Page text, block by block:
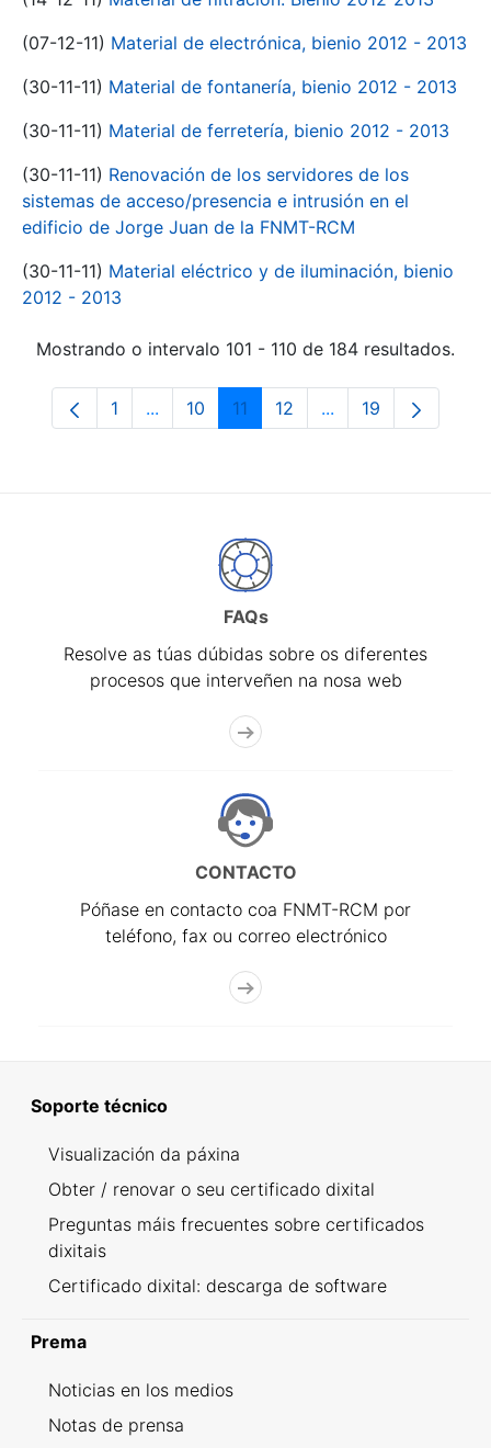
(07-12-11) Material de electrónica, bienio 2012 - 2013
(30-11-11) Material de fontanería, bienio 2012 - 2013
(30-11-11) Material de ferretería, bienio 2012 - 2013
(30-11-11) Renovación de los servidores de los
sistemas de acceso/presencia e intrusión en el
edificio de Jorge Juan de la FNMT-RCM
(30-11-11) Material eléctrico y de iluminación, bienio
2012 - 2013
Mostrando o intervalo 101 - 110 de 184 resultados.
Páxina
1 ...Páxinas intermedias Use pestaña para
Páxina
10 Páxina
11 Páxina
12 ...PáxinasPáxina
19
FAQs
Resolve as túas dúbidas sobre os diferentes
procesos que interveñen na nosa web
CONTACTO
Póñase en contacto coa FNMT-RCM por
teléfono, fax ou correo electrónico
Soporte técnico
Visualización da páxina
Obter / renovar o seu certificado dixital
Preguntas máis frecuentes sobre certificados
dixitais
Certificado dixital: descarga de software
Prema
Noticias en los medios
Notas de prensa